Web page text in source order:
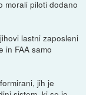
morali piloti dodano
lastni zaposleni
in FAA samo
jih je